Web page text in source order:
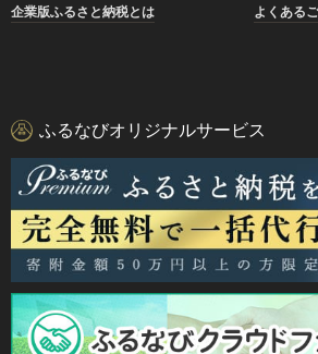
企業版ふるさと納税とは
よくある
ふるなびオリジナルサービス